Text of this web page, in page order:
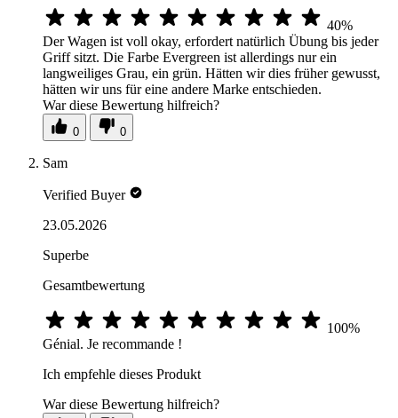
40%
Der Wagen ist voll okay, erfordert natürlich Übung bis jeder
Griff sitzt. Die Farbe Evergreen ist allerdings nur ein
langweiliges Grau, ein grün. Hätten wir dies früher gewusst,
hätten wir uns für eine andere Marke entschieden.
War diese Bewertung hilfreich?
0 0
Sam
Verified Buyer
23.05.2026
Superbe
Gesamtbewertung
100%
Génial. Je recommande !
Ich empfehle dieses Produkt
War diese Bewertung hilfreich?